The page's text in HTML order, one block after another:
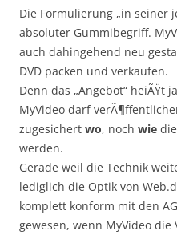
Die Formulierung „in seiner
absoluter Gummibegriff.
auch dahingehend neu
DVD packen und verkaufen.
Denn das „Angebot“ heiÃŸt
MyVideo darf
zugesichert wo, noch wie
werden.
Gerade weil die Technik
lediglich die Optik von
komplett konform mit den
gewesen, wenn MyVideo